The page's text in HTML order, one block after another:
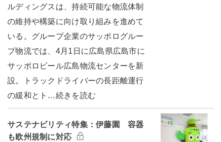
ルディングスは、持続可能な物流体制
の維持や構築に向け取り組みを進めて
いる。グループ企業のサッポログルー
プ物流では、4月1日に広島県広島市に
サッポロビール広島物流センターを新
設。トラックドライバーの長距離運行
の緩和とト…続きを読む
サステナビリティ特集：伊藤園 容器
も欧州規制に対応